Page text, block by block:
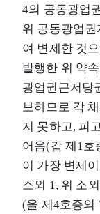
4의 공동광업
위 공동광업
여 변제한 것
발행한 위 약
광업권근저당
보하므로 각
지 못하고, 피
어음(갑 제1호
이 가장 변제
소외 1, 위 소
(을 제4호증의